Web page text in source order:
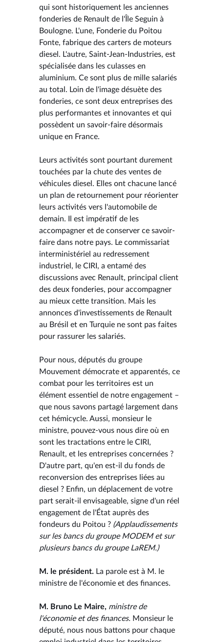
qui sont historiquement les anciennes
fonderies de Renault de l'Île Seguin à
Boulogne. L'une, Fonderie du Poitou
Fonte, fabrique des carters de moteurs
diesel. L'autre, Saint-Jean-Industries, est
spécialisée dans les culasses en
aluminium. Ce sont plus de mille salariés
au total. Loin de l'image désuète des
fonderies, ce sont deux entreprises des
plus performantes et innovantes et qui
possèdent un savoir-faire désormais
unique en France.
Leurs activités sont pourtant durement
touchées par la chute des ventes de
véhicules diesel. Elles ont chacune lancé
un plan de retournement pour réorienter
leurs activités vers l'automobile de
demain. Il est impératif de les
accompagner et de conserver ce savoir-
faire dans notre pays. Le commissariat
interministériel au redressement
industriel, le CIRI, a entamé des
discussions avec Renault, principal client
des deux fonderies, pour accompagner
au mieux cette transition. Mais les
annonces d'investissements de Renault
au Brésil et en Turquie ne sont pas faites
pour rassurer les salariés.
Pour nous, députés du groupe
Mouvement démocrate et apparentés, ce
combat pour les territoires est un
élément essentiel de notre engagement –
que nous savons partagé largement dans
cet hémicycle. Aussi, monsieur le
ministre, pouvez-vous nous dire où en
sont les tractations entre le CIRI,
Renault, et les entreprises concernées ?
D'autre part, qu'en est-il du fonds de
reconversion des entreprises liées au
diesel ? Enfin, un déplacement de votre
part serait-il envisageable, signe d'un réel
engagement de l'État auprès des
fondeurs du Poitou ? (Applaudissements
sur les bancs du groupe MODEM et sur
plusieurs bancs du groupe LaREM.)
M. le président. La parole est à M. le
ministre de l'économie et des finances.
M. Bruno Le Maire, ministre de
l'économie et des finances. Monsieur le
député, nous nous battons pour chaque